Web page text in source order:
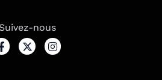
Suivez-nous